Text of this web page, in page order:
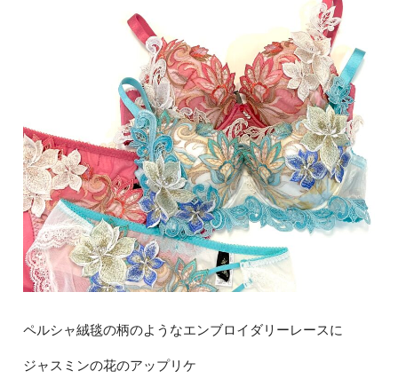
ペルシャ絨毯の柄のようなエンブロイダリーレースに
ジャスミンの花のアップリケ